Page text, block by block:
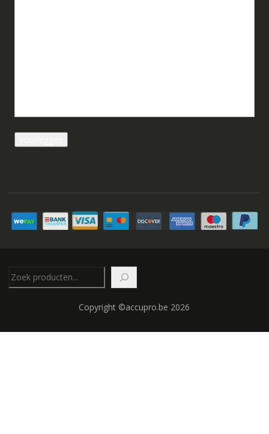
Copyright ©accupro.be 2026